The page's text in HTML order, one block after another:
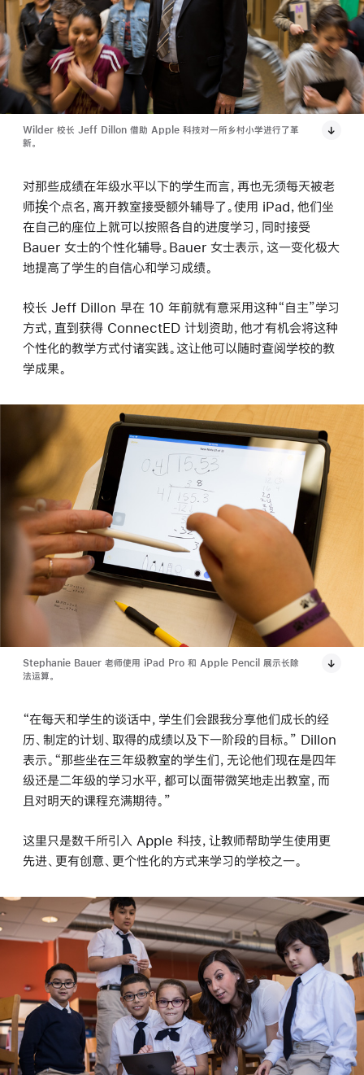
Wilder 校长 Jeff Dillon 借助 Apple 科技对一所乡村小学进行了革
新。
对那些成绩在年级水平以下的学生而言，再也无须每天被老
师挨个点名，离开教室接受额外辅导了。使用 iPad，他们坐
在自己的座位上就可以按照各自的进度学习，同时接受
Bauer 女士的个性化辅导。Bauer 女士表示，这一变化极大
地提高了学生的自信心和学习成绩。
校长 Jeff Dillon 早在 10 年前就有意采用这种“自主”学习
方式，直到获得 ConnectED 计划资助，他才有机会将这种
个性化的教学方式付诸实践。这让他可以随时查阅学校的教
学成果。
Stephanie Bauer 老师使用 iPad Pro 和 Apple Pencil 展示长除
法运算。
“在每天和学生的谈话中，学生们会跟我分享他们成长的经
历、制定的计划、取得的成绩以及下一阶段的目标。” Dillon
表示。“那些坐在三年级教室的学生们，无论他们现在是四年
级还是二年级的学习水平，都可以面带微笑地走出教室，而
且对明天的课程充满期待。”
这里只是数千所引入 Apple 科技，让教师帮助学生使用更
先进、更有创意、更个性化的方式来学习的学校之一。